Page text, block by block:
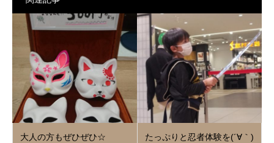
大人の方もぜひぜひ☆ たっぷりと忍者体験を(´∀｀)